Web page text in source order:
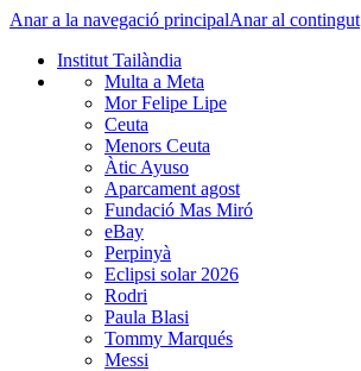
Anar a la navegació principalAnar al contingut
Institut Tailàndia
Multa a Meta
Mor Felipe Lipe
Ceuta
Menors Ceuta
Àtic Ayuso
Aparcament agost
Fundació Mas Miró
eBay
Perpinyà
Eclipsi solar 2026
Rodri
Paula Blasi
Tommy Marqués
Messi